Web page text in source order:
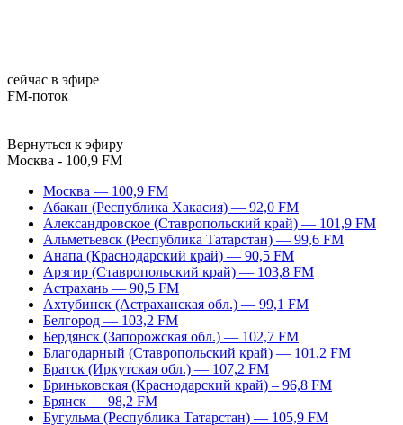
сейчас в эфире
FM-поток
Вернуться к эфиру
Москва - 100,9 FM
Москва — 100,9 FM
Абакан (Республика Хакасия) — 92,0 FM
Александровское (Ставропольский край) — 101,9 FM
Альметьевск (Республика Татарстан) — 99,6 FM
Анапа (Краснодарский край) — 90,5 FM
Арзгир (Ставропольский край) — 103,8 FM
Астрахань — 90,5 FM
Ахтубинск (Астраханская обл.) — 99,1 FM
Белгород — 103,2 FM
Бердянск (Запорожская обл.) — 102,7 FM
Благодарный (Ставропольский край) — 101,2 FM
Братск (Иркутская обл.) — 107,2 FM
Бриньковская (Краснодарский край) – 96,8 FM
Брянск — 98,2 FM
Бугульма (Республика Татарстан) — 105,9 FM